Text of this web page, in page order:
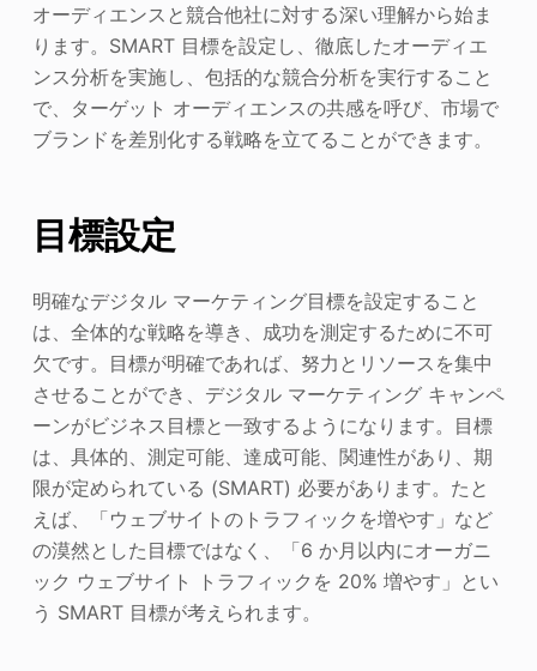
オーディエンスと競合他社に対する深い理解から始ま
ります。SMART 目標を設定し、徹底したオーディエ
ンス分析を実施し、包括的な競合分析を実行すること
で、ターゲット オーディエンスの共感を呼び、市場で
ブランドを差別化する戦略を立てることができます。
目標設定
明確なデジタル マーケティング目標を設定すること
は、全体的な戦略を導き、成功を測定するために不可
欠です。目標が明確であれば、努力とリソースを集中
させることができ、デジタル マーケティング キャンペ
ーンがビジネス目標と一致するようになります。目標
は、具体的、測定可能、達成可能、関連性があり、期
限が定められている (SMART) 必要があります。たと
えば、「ウェブサイトのトラフィックを増やす」など
の漠然とした目標ではなく、「6 か月以内にオーガニ
ック ウェブサイト トラフィックを 20% 増やす」とい
う SMART 目標が考えられます。